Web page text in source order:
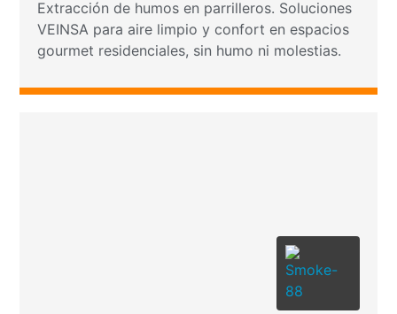
Extracción de humos en parrilleros. Soluciones
VEINSA para aire limpio y confort en espacios
gourmet residenciales, sin humo ni molestias.